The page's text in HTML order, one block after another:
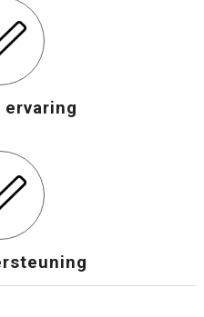
ervaring